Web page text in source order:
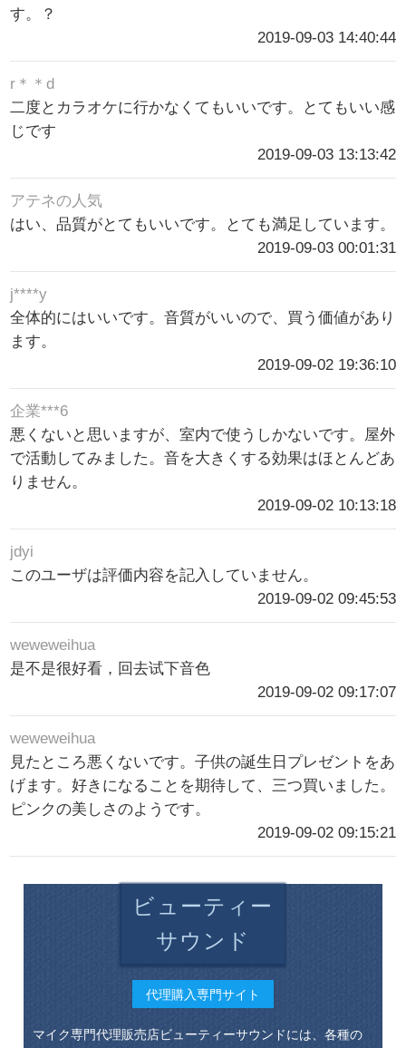
す。？
2019-09-03 14:40:44
r＊＊d
二度とカラオケに行かなくてもいいです。とてもいい感
じです
2019-09-03 13:13:42
アテネの人気
はい、品質がとてもいいです。とても満足しています。
2019-09-03 00:01:31
j****y
全体的にはいいです。音質がいいので、買う価値があり
ます。
2019-09-02 19:36:10
企業***6
悪くないと思いますが、室内で使うしかないです。屋外
で活動してみました。音を大きくする効果はほとんどあ
りません。
2019-09-02 10:13:18
jdyi
このユーザは評価内容を記入していません。
2019-09-02 09:45:53
weweweihua
是不是很好看，回去试下音色
2019-09-02 09:17:07
weweweihua
見たところ悪くないです。子供の誕生日プレゼントをあ
げます。好きになることを期待して、三つ買いました。
ピンクの美しさのようです。
2019-09-02 09:15:21
ビューティー
サウンド
代理購入専門サイト
マイク専門代理販売店ビューティーサウンドには、各種の